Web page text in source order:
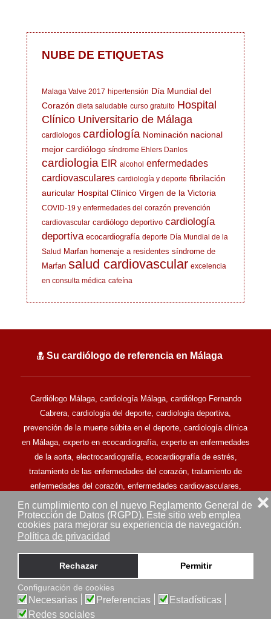
En cumplimiento con el nuevo Reglamento General de
Protección de Datos (RGPD). Este sitio web emplea
cookies para mejorar su experiencia de navegación.
Política de privacidad
Rechazar Permitir
❌
Configuración de cookies
Necesarias Preferencias
Estadísticas
Redes sociales
NUBE DE ETIQUETAS
Malaga Valve 2017 hipertensión Día Mundial del
Corazón dieta saludable curso gratuito Hospital
Clínico Universitario de Málaga
cardiologos cardiología Nominación nacional
mejor cardiólogo síndrome Ehlers Danlos
cardiologia EIR alcohol enfermedades
cardiovasculares cardiología y deporte fibrilación
auricular Hospital Clínico Virgen de la Victoria
COVID-19 y enfermedades del corazón prevención
cardiovascular cardiólogo deportivo cardiología
deportiva ecocardiografía deporte Día Mundial de la
Salud Marfan homenaje a residentes síndrome de
Marfan salud cardiovascular excelencia
en consulta médica cafeína
Su cardiólogo de referencia en Málaga
Cardiólogo Málaga, cardiología Málaga, cardiólogo Fernando
Cabrera, cardiología del deporte, cardiología deportiva,
prevención de la muerte súbita en el deporte, cardiología clínica
en Málaga, experto en ecocardiografía, experto en enfermedades
de la aorta, electrocardiografía, ecocardiografía de estrés,
tratamiento de las enfermedades del corazón, tratamiento de
enfermedades del corazón, enfermedades cardiovasculares,
clínica cardiovascular en Málaga.
Todos los derechos reservados © Doctor Fernando Cabrera -
Cardiólogo en Málaga (2013-2025) - MALAGA (ESPAÑA)
Aviso legal
Sitio web desarrollado por